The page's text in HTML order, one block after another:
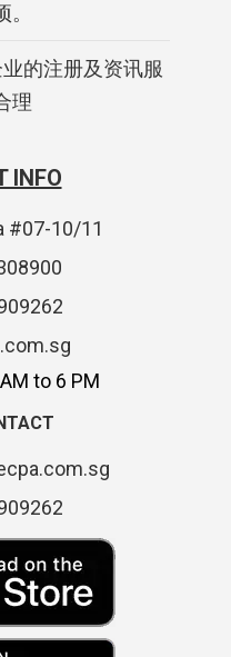
的注册及资讯服
理
INFO
#07-10/11
to 6 PM